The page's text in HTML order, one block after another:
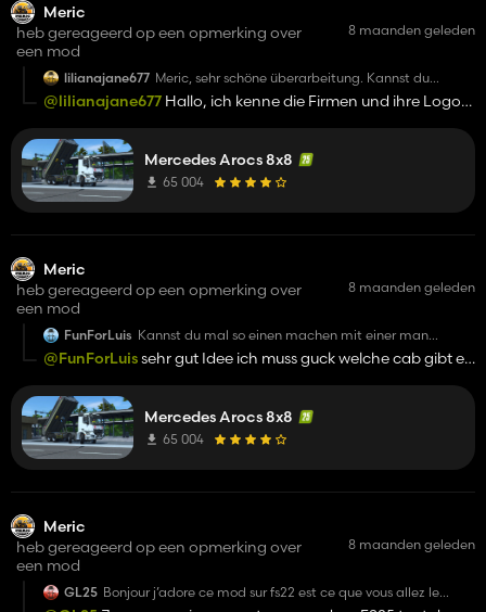
Meric
heb gereageerd op een opmerking over
een mod
8 maanden geleden
lilianajane677 Meric, sehr schöne überarbeitung. Kannst du
vielleicht noch 4 - 5 Firmenlogos auf die Tür
machen, aus denen man wählen kann? Und das
@lilianajane677 Hallo, ich kenne die Firmen und ihre Logos
etwas anderes mit der MAN-Kabine versuchen :)
Mercedes Arocs 8x8
65 004
Meric
heb gereageerd op een opmerking over
een mod
8 maanden geleden
FunForLuis Kannst du mal so einen machen mit einer man
kabiene also mit so einer neuen. aber das modell ist
gelungen
@FunForLuissehr gut Idee ich muss guck welche cab gibt es
Mercedes Arocs 8x8
65 004
Meric
heb gereageerd op een opmerking over
een mod
8 maanden geleden
GL25 Bonjour j’adore ce mod sur fs22 est ce que vous allez le
passer en fs25 car il super et l’autre mod fmx n’est pas très